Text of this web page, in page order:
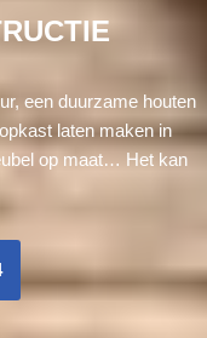
een duurzame houten
laten maken in
op maat… Het kan